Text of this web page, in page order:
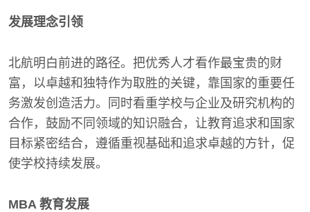
发展理念引领
北航明白前进的路径。把优秀人才看作最宝贵的财
富，以卓越和独特作为取胜的关键，靠国家的重要任
务激发创造活力。同时看重学校与企业及研究机构的
合作，鼓励不同领域的知识融合，让教育追求和国家
目标紧密结合，遵循重视基础和追求卓越的方针，促
使学校持续发展。
MBA 教育发展